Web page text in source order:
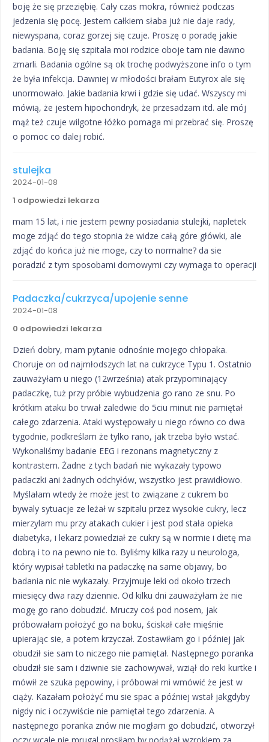
boję że się przeziębię. Cały czas mokra, również podczas
jedzenia się pocę. Jestem całkiem słaba już nie daje rady,
niewyspana, coraz gorzej się czuje. Proszę o poradę jakie
badania. Boję się szpitala moi rodzice oboje tam nie dawno
zmarli. Badania ogólne są ok trochę podwyższone info o tym
że była infekcja. Dawniej w młodości brałam Eutyrox ale się
unormowało. Jakie badania krwi i gdzie się udać. Wszyscy mi
mówią, że jestem hipochondryk, że przesadzam itd. ale mój
mąż też czuje wilgotne łóżko pomaga mi przebrać się. Proszę
o pomoc co dalej robić.
stulejka
2024-01-08
1 odpowiedzi lekarza
mam 15 lat, i nie jestem pewny posiadania stulejki, napletek
moge zdjąć do tego stopnia że widze całą góre główki, ale
zdjąć do końca już nie moge, czy to normalne? da sie
poradzić z tym sposobami domowymi czy wymaga to operacji
Padaczka/cukrzyca/upojenie senne
2024-01-08
0 odpowiedzi lekarza
Dzień dobry, mam pytanie odnośnie mojego chłopaka.
Choruje on od najmłodszych lat na cukrzyce Typu 1. Ostatnio
zauważyłam u niego (12września) atak przypominający
padaczkę, tuż przy próbie wybudzenia go rano ze snu. Po
krótkim ataku bo trwał zaledwie do 5ciu minut nie pamiętał
całego zdarzenia. Ataki występowały u niego równo co dwa
tygodnie, podkreślam że tylko rano, jak trzeba było wstać.
Wykonaliśmy badanie EEG i rezonans magnetyczny z
kontrastem. Żadne z tych badań nie wykazały typowo
padaczki ani żadnych odchyłów, wszystko jest prawidłowo.
Myślałam wtedy że może jest to związane z cukrem bo
bywaly sytuacje ze leżał w szpitalu przez wysokie cukry, lecz
mierzylam mu przy atakach cukier i jest pod stała opieka
diabetyka, i lekarz powiedział ze cukry są w normie i dietę ma
dobrą i to na pewno nie to. Byliśmy kilka razy u neurologa,
który wypisał tabletki na padaczkę na same objawy, bo
badania nic nie wykazały. Przyjmuje leki od około trzech
miesięcy dwa razy dziennie. Od kilku dni zauważyłam że nie
mogę go rano dobudzić. Mruczy coś pod nosem, jak
próbowałam położyć go na boku, ściskał całe mięśnie
upierając sie, a potem krzyczał. Zostawiłam go i później jak
obudził sie sam to niczego nie pamiętał. Następnego poranka
obudził sie sam i dziwnie sie zachowywał, wziął do reki kurtke i
mówił ze szuka pępowiny, i próbował mi wmówić że jest w
ciąży. Kazałam położyć mu sie spac a później wstał jakgdyby
nigdy nic i oczywiście nie pamiętał tego zdarzenia. A
następnego poranka znów nie mogłam go dobudzić, otworzył